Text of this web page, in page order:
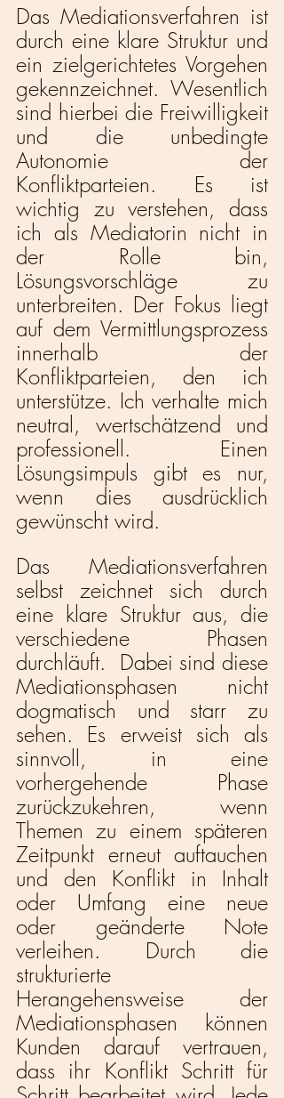
Das Mediationsverfahren ist
durch eine klare Struktur und
ein zielgerichtetes Vorgehen
gekennzeichnet. Wesentlich
sind hierbei die Freiwilligkeit
und die unbedingte
Autonomie der
Konfliktparteien. Es ist
wichtig zu verstehen, dass
ich als Mediatorin nicht in
der Rolle bin,
Lösungsvorschläge zu
unterbreiten. Der Fokus liegt
auf dem Vermittlungsprozess
innerhalb der
Konfliktparteien, den ich
unterstütze. Ich verhalte mich
neutral, wertschätzend und
professionell. Einen
Lösungsimpuls gibt es nur,
wenn dies ausdrücklich
gewünscht wird.
Das Mediationsverfahren
selbst zeichnet sich durch
eine klare Struktur aus, die
verschiedene Phasen
durchläuft.  Dabei sind diese
Mediationsphasen nicht
dogmatisch und starr zu
sehen. Es erweist sich als
sinnvoll, in eine
vorhergehende Phase
zurückzukehren, wenn
Themen zu einem späteren
Zeitpunkt erneut auftauchen
und den Konflikt in Inhalt
oder Umfang eine neue
oder geänderte Note
verleihen. Durch die
strukturierte
Herangehensweise der
Mediationsphasen können
Kunden darauf vertrauen,
dass ihr Konflikt Schritt für